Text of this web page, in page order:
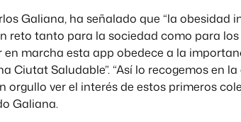
Galiana, ha señalado que “la obesidad
reto tanto para la sociedad como para
marcha esta app obedece a la
Ciutat Saludable”. “Así lo recogemos en
orgullo ver el interés de estos primeros
Galiana.